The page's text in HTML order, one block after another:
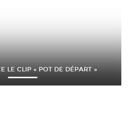
LE CLIP « POT DE DÉPART »